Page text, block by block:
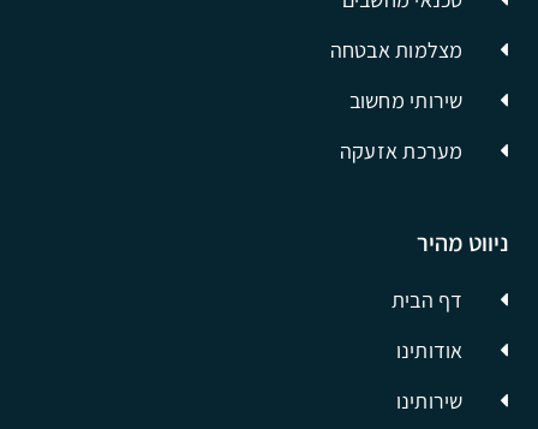
ניווט מהיר
דף הבית
אודותינו
שירותינו
מצלמות אבטחה
שירותי מחשוב
מערכת אזעקה